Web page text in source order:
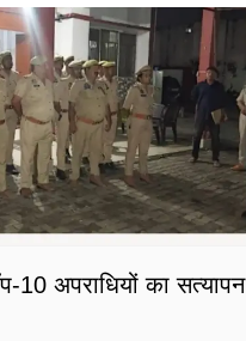
10 अपराधियों का सत्यापन